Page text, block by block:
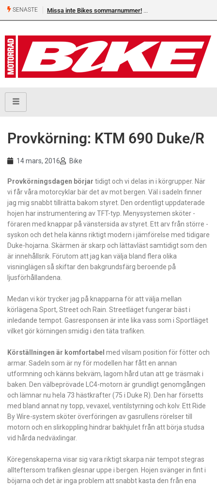
SENASTE Missa inte Bikes sommarnummer!
Provkörning: ​KTM 690 Duke/R
14 mars, 2016 Bike
Provkörningsdagen börjar tidigt och vi delas in i körgrupper. När
vi får våra motorcyklar bär det av mot bergen. Väl i sadeln finner
jag mig snabbt tillrätta bakom styret. Den ordentligt uppdaterade
hojen har instrumentering av TFT-typ. Menysystemen sköter ­
föraren med knappar på vänstersida av styret. Ett arv från större ­
syskon och det hela känns riktigt modern i jämförelse med tidigare
Duke-hojarna. Skärmen är skarp och ­lättavläst samtidigt som den
är innehållsrik. Förutom att jag kan välja bland flera olika
visninglägen så skiftar den bakgrundsfärg beroende på
ljusförhållandena.
Medan vi kör trycker jag på knapparna för att välja mellan
körlägena Sport, Street och Rain. Streetläget fungerar bäst i
inledande tempot. Gasresponsen är inte lika vass som i Sportläget
vilket gör körningen smidig i den täta trafiken.
Körställningen är komfortabel med vilsam position för fötter och
armar. Sadeln som är ny för modellen har fått en annan
utformning och känns bekväm, lagom hård utan att ge träsmak i
baken. Den välbeprövade LC4-motorn är grundligt genomgången
och lämnar nu hela 73 hästkrafter (75 i Duke R). Den har försetts
med bland annat ny topp, vevaxel, ventilstyrning och kolv. Ett Ride
By Wire-system sköter överföringen av gasrullens rörelser till
motorn och en slirkoppling ­hindrar bakhjulet från att börja studsa
vid hårda ­nedväxlingar.
Köregenskaperna visar sig vara riktigt skarpa när tempot stegras
allteftersom ­trafiken glesnar uppe i bergen. Hojen svänger in fint i
böjarna och det är inga problem att snabbt kasta den från ena